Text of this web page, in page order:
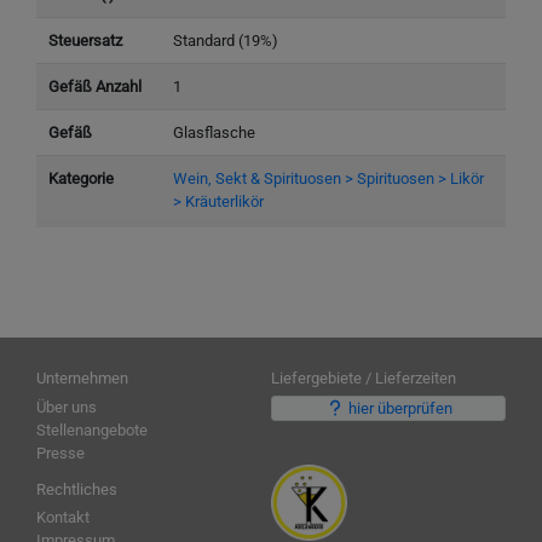
Steuersatz Standard (19%)
Gefäß Anzahl 1
Gefäß Glasflasche
Kategorie
Wein, Sekt & Spirituosen > Spirituosen > Likör
> Kräuterlikör
Unternehmen
Über uns
Stellenangebote
Presse
Liefergebiete / Lieferzeiten
hier überprüfen
Rechtliches
Kontakt